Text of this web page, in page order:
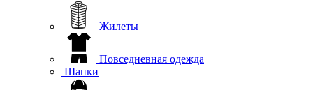
Жилеты
Повседневная одежда
Шапки